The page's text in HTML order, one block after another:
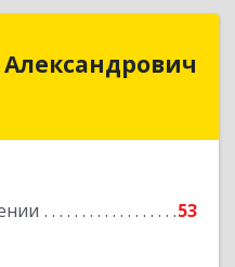
53